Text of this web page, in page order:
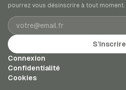
pourrez vous désinscrire à tout moment.
Adresse e-mail
S’inscrire
Connexion
Confidentialité
Cookies